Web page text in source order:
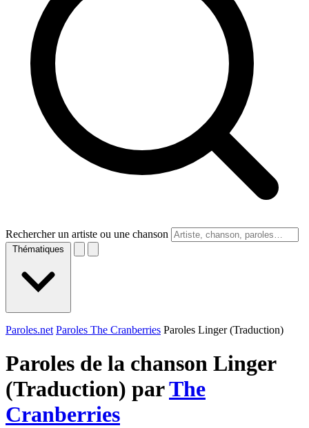
Rechercher un artiste ou une chanson
Thématiques
Paroles.net Paroles The Cranberries Paroles Linger (Traduction)
Paroles de la chanson Linger
(Traduction) parThe
Cranberries